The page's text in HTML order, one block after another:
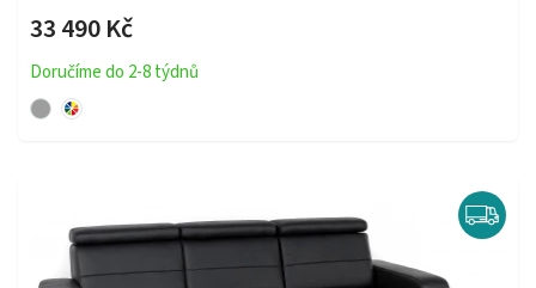
33 490 Kč
Doručíme do 2-8 týdnů